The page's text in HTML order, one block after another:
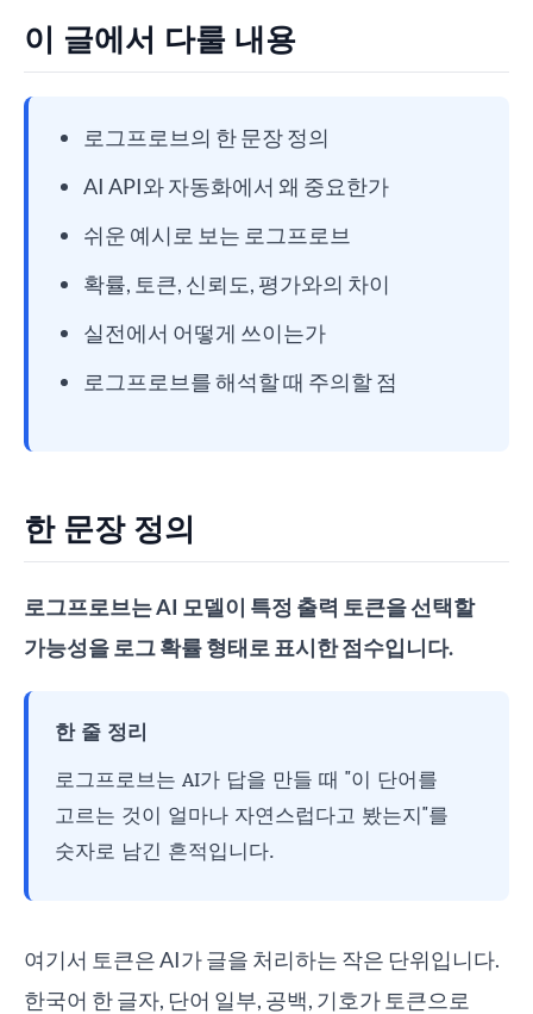
이 글에서 다룰 내용
로그프로브의 한 문장 정의
AI API와 자동화에서 왜 중요한가
쉬운 예시로 보는 로그프로브
확률, 토큰, 신뢰도, 평가와의 차이
실전에서 어떻게 쓰이는가
로그프로브를 해석할 때 주의할 점
한 문장 정의
로그프로브는 AI 모델이 특정 출력 토큰을 선택할
가능성을 로그 확률 형태로 표시한 점수입니다.
한 줄 정리
로그프로브는 AI가 답을 만들 때 "이 단어를
고르는 것이 얼마나 자연스럽다고 봤는지"를
숫자로 남긴 흔적입니다.
여기서 토큰은 AI가 글을 처리하는 작은 단위입니다.
한국어 한 글자, 단어 일부, 공백, 기호가 토큰으로